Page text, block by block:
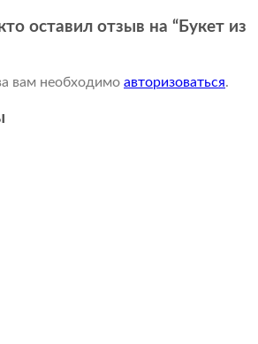
оставил отзыв на “Букет из
вам необходимо авторизоваться.